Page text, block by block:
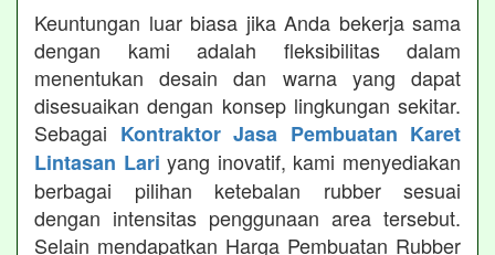
Keuntungan luar biasa jika Anda bekerja sama
dengan kami adalah fleksibilitas dalam
menentukan desain dan warna yang dapat
disesuaikan dengan konsep lingkungan sekitar.
Sebagai Kontraktor Jasa Pembuatan Karet
Lintasan Lari yang inovatif, kami menyediakan
berbagai pilihan ketebalan rubber sesuai
dengan intensitas penggunaan area tersebut.
Selain mendapatkan Harga Pembuatan Rubber